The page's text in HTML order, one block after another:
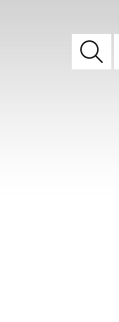
Rechercher
Rechercher